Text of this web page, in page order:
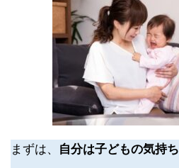
まずは、 自分は子どもの気持